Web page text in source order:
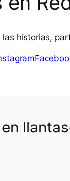
historias,